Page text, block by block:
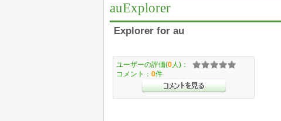
auExplorer
Explorer for au
ユーザーの評価(0 人)：
コメント： 0件